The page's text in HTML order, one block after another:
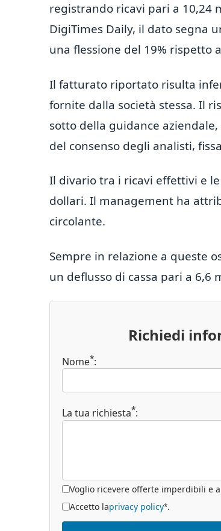
registrando ricavi pari a 10,24
DigiTimes Daily, il dato segna
una flessione del 19% rispetto
Il fatturato riportato risulta
fornite dalla società stessa. Il
sotto della guidance
del consenso degli analisti,
Il divario tra i ricavi effettivi e
dollari. Il management ha
circolante.
Sempre in relazione a queste
un deflusso di cassa pari a
Richiedi
Nome*:
La tua richiesta*:
Voglio ricevere offerte imperdibili e
Accetto laprivacy policy*.